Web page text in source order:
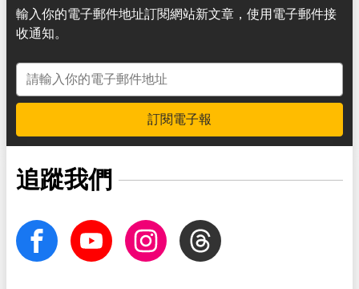
輸入你的電子郵件地址訂閱網站新文章，使用電子郵件接
收通知。
電子郵件地址
訂閱電子報
追蹤我們
facebook Youtube InstagramThreads